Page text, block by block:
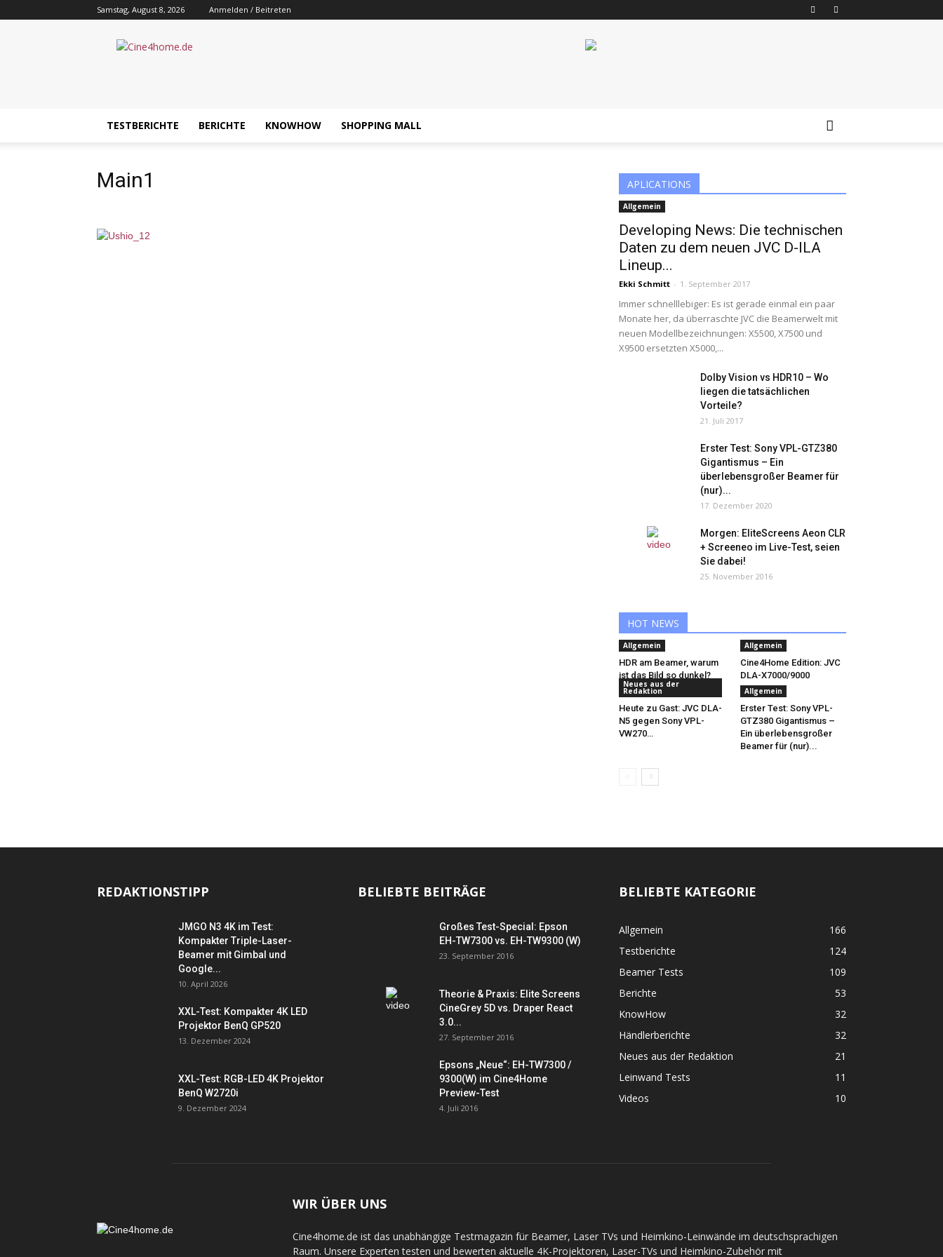
Samstag, August 8, 2026 Anmelden / Beitreten
Cine4home.de
TESTBERICHTE BERICHTE KNOWHOW SHOPPING MALL
Main1 APLICATIONS
Allgemein
Developing News: Die technischen
Daten zu dem neuen JVC D-ILA
Lineup...
Ekki Schmitt - 1. September 2017
Immer schnelllebiger: Es ist gerade einmal ein paar
Monate her, da überraschte JVC die Beamerwelt mit
neuen Modellbezeichnungen: X5500, X7500 und
X9500 ersetzten X5000,...
Dolby Vision vs HDR10 – Wo
liegen die tatsächlichen
Vorteile?
21. Juli 2017
Erster Test: Sony VPL-GTZ380
Gigantismus – Ein
überlebensgroßer Beamer für
(nur)...
17. Dezember 2020
Morgen: EliteScreens Aeon CLR
+ Screeneo im Live-Test, seien
Sie dabei!
25. November 2016
HOT NEWS
Allgemein
HDR am Beamer, warum
ist das Bild so dunkel?
Allgemein
Cine4Home Edition: JVC
DLA-X7000/9000
Neues aus der
Redaktion
Heute zu Gast: JVC DLA-
N5 gegen Sony VPL-
VW270…
Allgemein
Erster Test: Sony VPL-
GTZ380 Gigantismus –
Ein überlebensgroßer
Beamer für (nur)...
REDAKTIONSTIPP
JMGO N3 4K im Test:
Kompakter Triple-Laser-
Beamer mit Gimbal und
Google...
10. April 2026
XXL-Test: Kompakter 4K LED
Projektor BenQ GP520
13. Dezember 2024
XXL-Test: RGB-LED 4K Projektor
BenQ W2720i
9. Dezember 2024
BELIEBTE BEITRÄGE
Großes Test-Special: Epson
EH-TW7300 vs. EH-TW9300 (W)
23. September 2016
Theorie & Praxis: Elite Screens
CineGrey 5D vs. Draper React
3.0...
27. September 2016
Epsons „Neue“: EH-TW7300 /
9300(W) im Cine4Home
Preview-Test
4. Juli 2016
BELIEBTE KATEGORIE
Allgemein
166
Testberichte
124
Beamer Tests
109
Berichte
53
KnowHow
32
Händlerberichte
32
Neues aus der Redaktion
21
Leinwand Tests
11
Videos
10
WIR ÜBER UNS
Cine4home.de ist das unabhängige Testmagazin für Beamer, Laser TVs und Heimkino-Leinwände im deutschsprachigen
Raum. Unsere Experten testen und bewerten aktuelle 4K-Projektoren, Laser-TVs und Heimkino-Zubehör mit